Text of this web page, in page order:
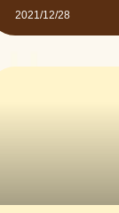
2021/12/28